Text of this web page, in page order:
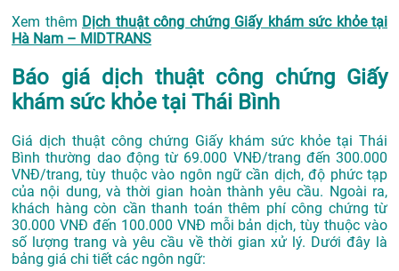
Xem thêm Dịch thuật công chứng Giấy khám sức khỏe tại
Hà Nam – MIDTRANS
Báo giá dịch thuật công chứng Giấy
khám sức khỏe tại Thái Bình
Giá dịch thuật công chứng Giấy khám sức khỏe tại Thái
Bình thường dao động từ 69.000 VNĐ/trang đến 300.000
VNĐ/trang, tùy thuộc vào ngôn ngữ cần dịch, độ phức tạp
của nội dung, và thời gian hoàn thành yêu cầu. Ngoài ra,
khách hàng còn cần thanh toán thêm phí công chứng từ
30.000 VNĐ đến 100.000 VNĐ mỗi bản dịch, tùy thuộc vào
số lượng trang và yêu cầu về thời gian xử lý. Dưới đây là
bảng giá chi tiết các ngôn ngữ: